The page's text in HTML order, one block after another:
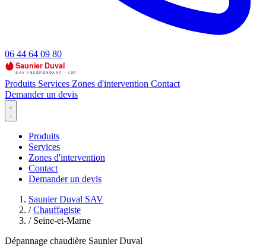
06 44 64 09 80
Produits Services Zones d'intervention Contact
Demander un devis
Produits
Services
Zones d'intervention
Contact
Demander un devis
Saunier Duval SAV
/ Chauffagiste
/ Seine-et-Marne
Dépannage chaudière Saunier Duval